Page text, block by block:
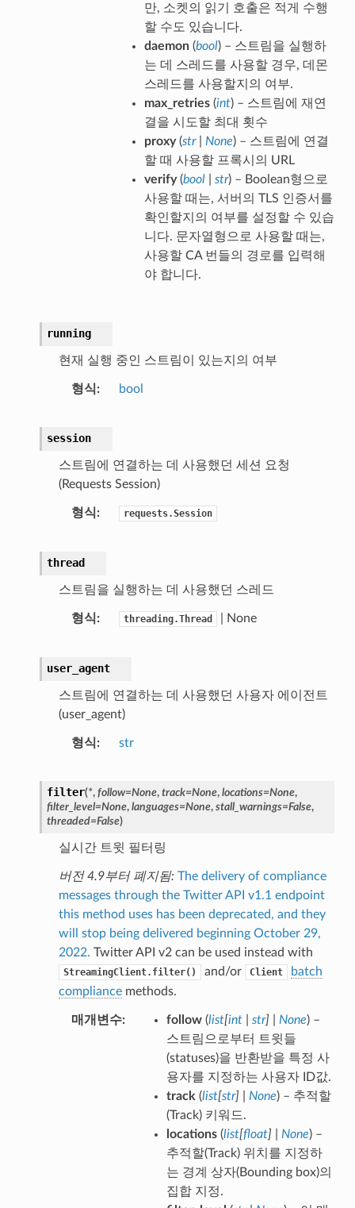
만, 소켓의 읽기 호출은 적게 수행
할 수도 있습니다.
daemon(bool) – 스트림을 실행하
는 데 스레드를 사용할 경우, 데몬
스레드를 사용할지의 여부.
max_retries(int) – 스트림에 재연
결을 시도할 최대 횟수
proxy(str| None) – 스트림에 연결
할 때 사용할 프록시의 URL
verify(bool| str) – Boolean형으로
사용할 때는, 서버의 TLS 인증서를
확인할지의 여부를 설정할 수 있습
니다. 문자열형으로 사용할 때는,
사용할 CA 번들의 경로를 입력해
야 합니다.
running
현재 실행 중인 스트림이 있는지의 여부
형식 bool
session
스트림에 연결하는 데 사용했던 세션 요청
(Requests Session)
형식 requests.Session
thread
스트림을 실행하는 데 사용했던 스레드
형식 threading.Thread | None
user_agent
스트림에 연결하는 데 사용했던 사용자 에이전트
(user_agent)
형식 str
filter(*, follow=None, track=None, locations=None,
filter_level=None, languages=None, stall_warnings=False,
threaded=False)
실시간 트윗 필터링
버전 4.9부터 폐지됨: The delivery of compliance
messages through the Twitter API v1.1 endpoint
this method uses has been deprecated, and they
will stop being delivered beginning October 29,
2022. Twitter API v2 can be used instead with
StreamingClient.filter() and/or Client
batch
compliancemethods.
매개변수 follow(list[int| str] None) –
스트림으로부터 트윗들
(statuses)을 반환받을 특정 사
용자를 지정하는 사용자 ID값.
track (list[str] None) – 추적할
(Track) 키워드.
locations(list[float] None) –
추적할(Track) 위치를 지정하
는 경계 상자(Bounding box)의
집합 지정.